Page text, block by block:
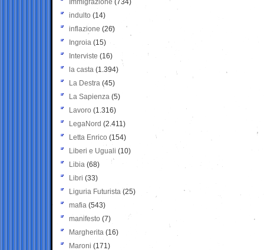
Immigrazione (734)
indulto (14)
inflazione (26)
Ingroia (15)
Interviste (16)
la casta (1.394)
La Destra (45)
La Sapienza (5)
Lavoro (1.316)
LegaNord (2.411)
Letta Enrico (154)
Liberi e Uguali (10)
Libia (68)
Libri (33)
Liguria Futurista (25)
mafia (543)
manifesto (7)
Margherita (16)
Maroni (171)